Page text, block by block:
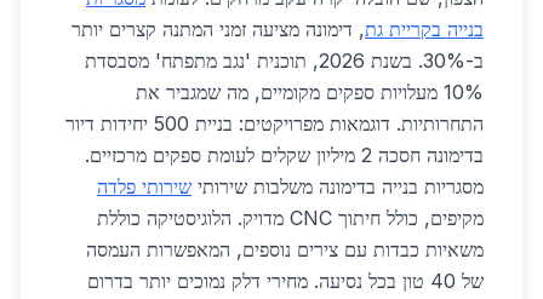
בנייה בקריית גת, דימונה מציעה זמני המתנה קצרים יותר
ב-30%. בשנת 2026, תוכנית 'נגב מתפתח' מסבסדת
10% מעלויות ספקים מקומיים, מה שמגביר את
התחרותיות. דוגמאות מפרויקטים: בניית 500 יחידות דיור
בדימונה חסכה 2 מיליון שקלים לעומת ספקים מרכזיים.
מסגריות בנייה בדימונה משלבות שירותי שירותי פלדה
מקיפים, כולל חיתוך CNC מדויק. הלוגיסטיקה כוללת
משאיות כבדות עם צירים נוספים, המאפשרות העמסה
של 40 טון בכל נסיעה. מחירי דלק נמוכים יותר בדרום